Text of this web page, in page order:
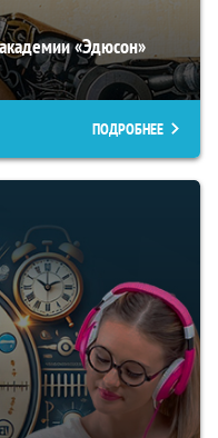
«Эдюсон»
ПОДРОБНЕЕ